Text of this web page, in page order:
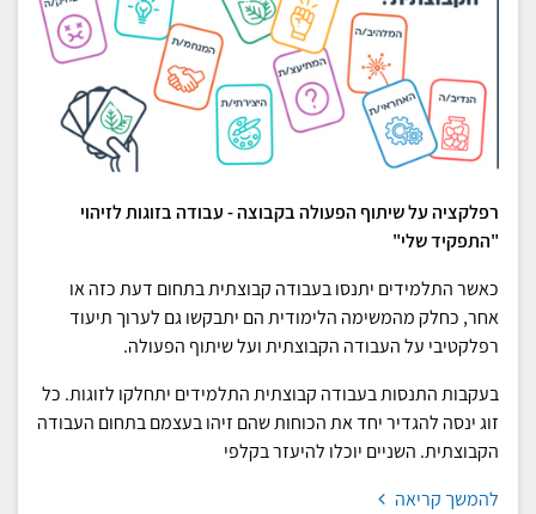
רפלקציה על שיתוף הפעולה בקבוצה-עבודה בזוגות לזיהוי
"התפקיד שלי"
כאשר התלמידים יתנסו בעבודה קבוצתית בתחום דעת כזה או
אחר, כחלק מהמשימה הלימודית הם יתבקשו גם לערוך תיעוד
רפלקטיבי על העבודה הקבוצתית ועל שיתוף הפעולה.
בעקבות התנסות בעבודה קבוצתית התלמידים יתחלקו לזוגות. כל
זוג ינסה להגדיר יחד את הכוחות שהם זיהו בעצמם בתחום העבודה
הקבוצתית. השניים יוכלו להיעזר בקלפי
להמשך קריאה